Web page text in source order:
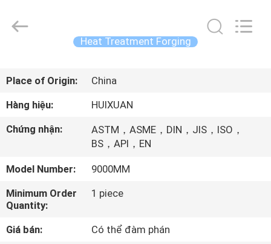
CHỦ
CÁC
PHẨM
VIDEO
XUAN
Reserved.
Heat Treatment Forging
Place of Origin:
China
Hàng hiệu:
HUIXUAN
Chứng nhận:
ASTM，ASME，DIN，JIS，ISO，
BS，API，EN
Model Number:
9000MM
Minimum Order
Quantity:
1 piece
Giá bán:
Có thể đàm phán